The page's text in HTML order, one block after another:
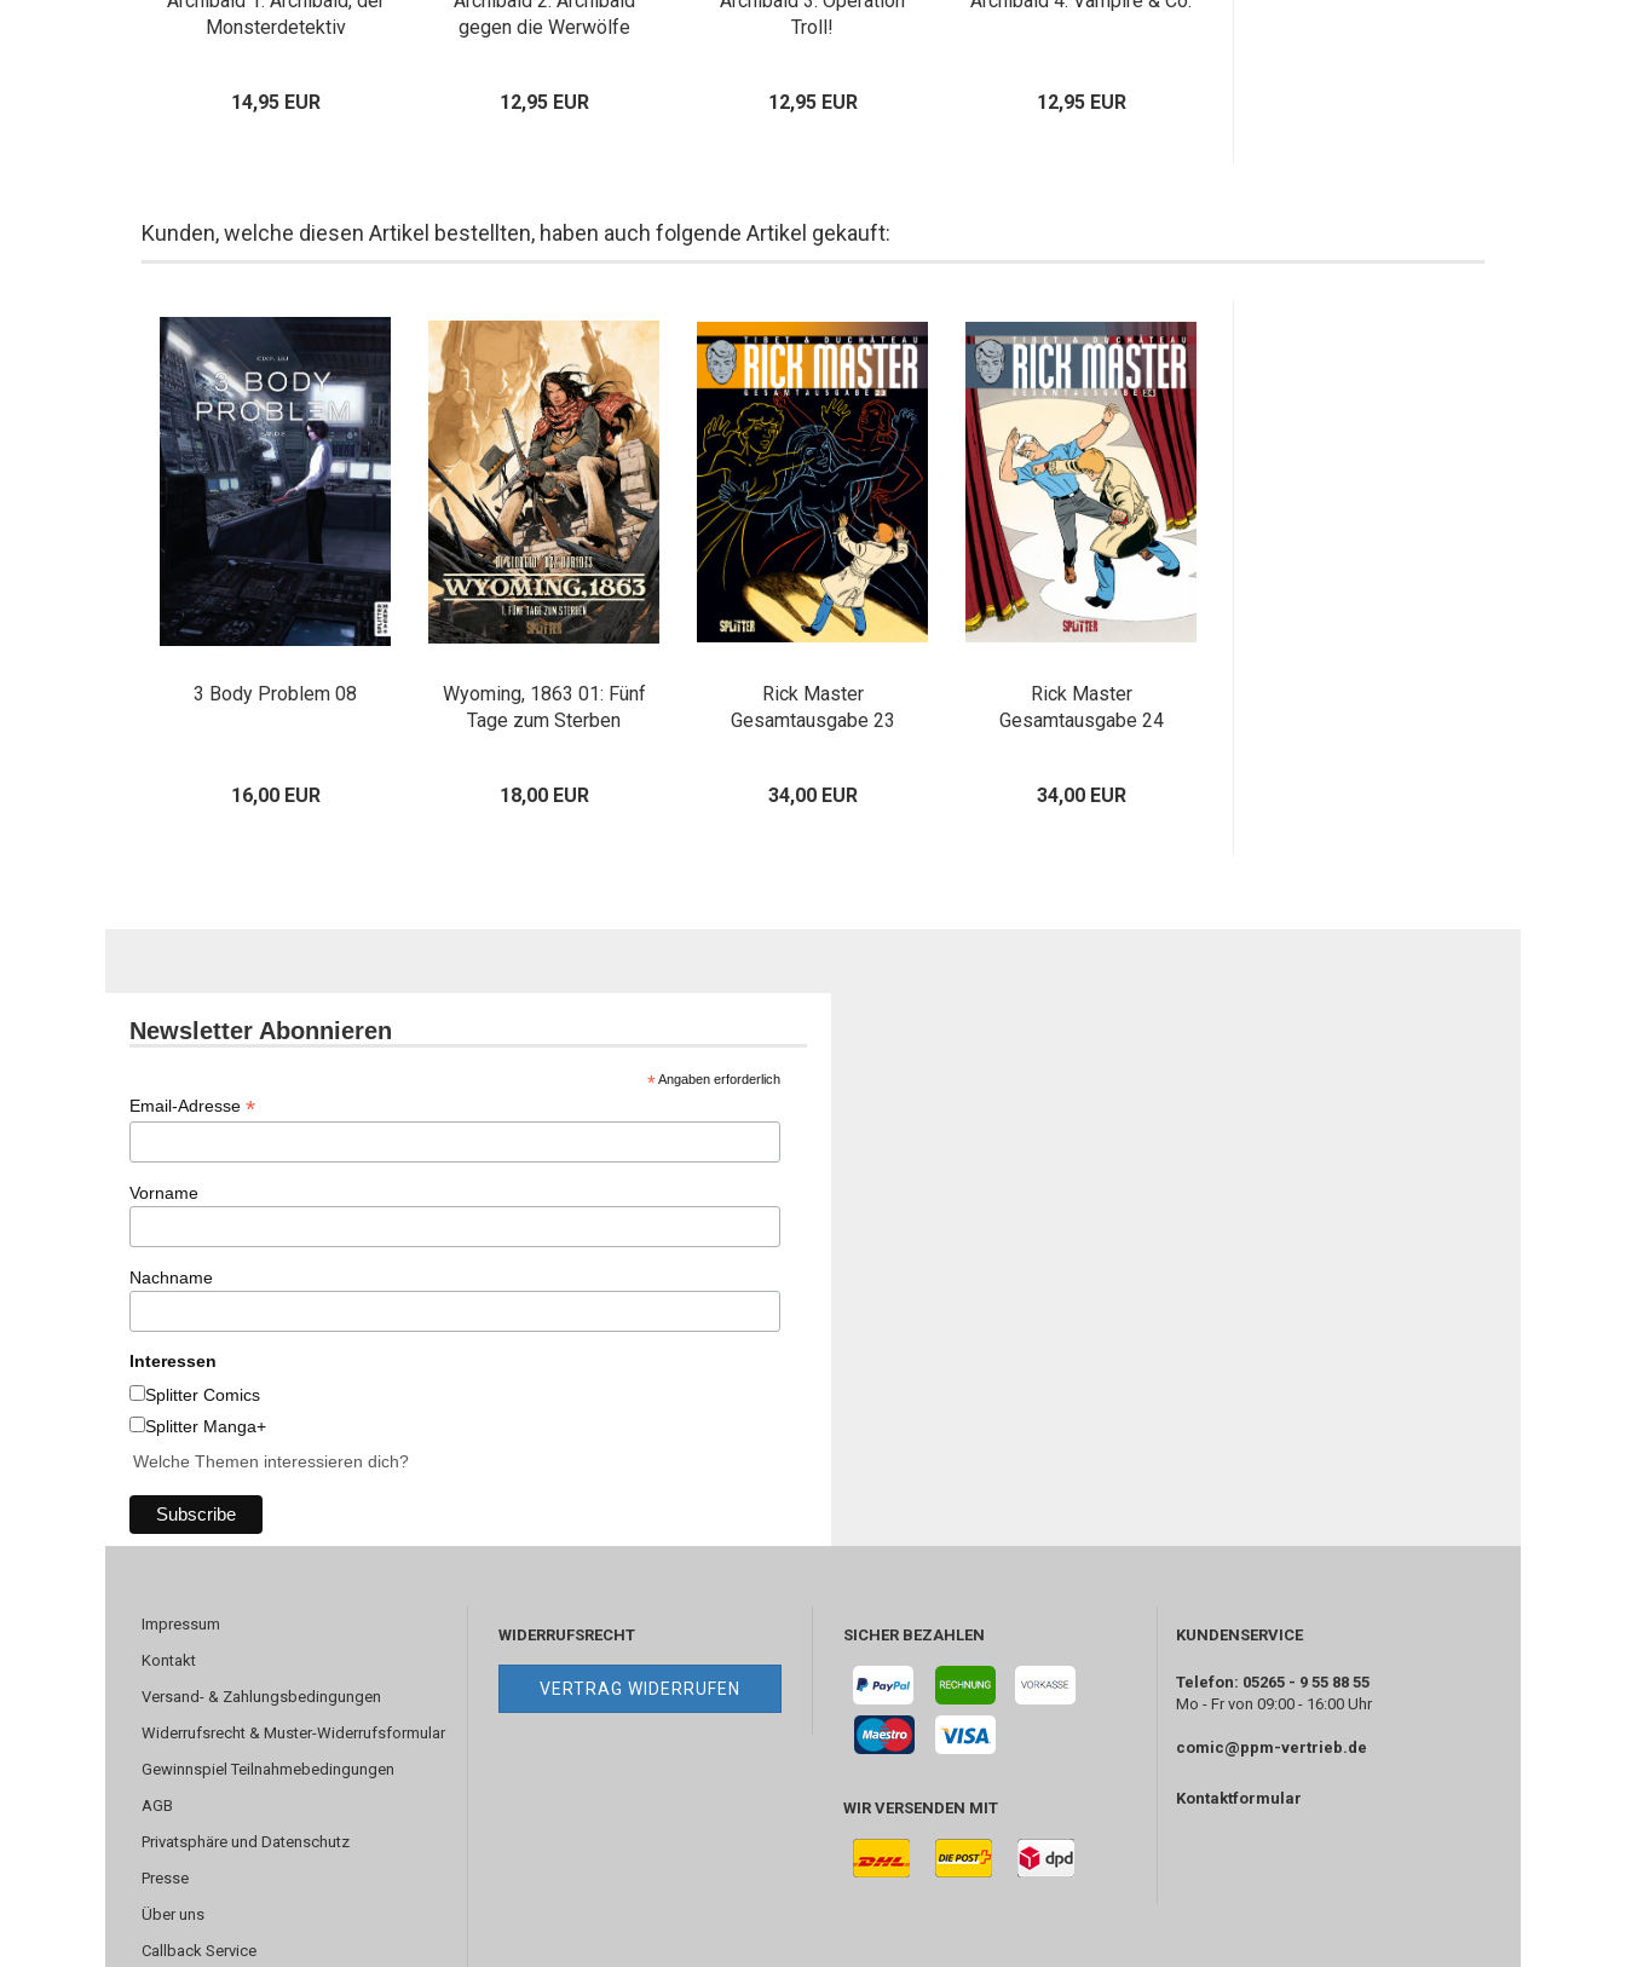
Monsterdetektiv
14,95 EUR
gegen die Werwölfe
12,95 EUR
Troll!
12,95 EUR 12,95 EUR
Kunden, welche diesen Artikel bestellten, haben auch folgende Artikel gekauft:
3 Body Problem 08
16,00 EUR
Wyoming, 1863 01: Fünf
Tage zum Sterben
18,00 EUR
Rick Master
Gesamtausgabe 23
34,00 EUR
Rick Master
Gesamtausgabe 24
34,00 EUR
Newsletter Abonnieren
*Angaben erforderlich
Email-Adresse *
Vorname
Nachname
Interessen
Splitter Comics
Splitter Manga+
Welche Themen interessieren dich?
Impressum
Kontakt
Versand- & Zahlungsbedingungen
Widerrufsrecht & Muster-Widerrufsformular
Gewinnspiel Teilnahmebedingungen
AGB
Privatsphäre und Datenschutz
Presse
Über uns
Callback Service
WIDERRUFSRECHT
VERTRAG WIDERRUFEN
SICHER BEZAHLEN
WIR VERSENDEN MIT
KUNDENSERVICE
Telefon: 05265 - 9 55 88 55
Mo - Fr von 09:00 - 16:00 Uhr
comic@ppm-vertrieb.de
Kontaktformular